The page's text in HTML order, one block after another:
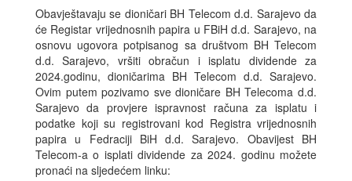
Obavještavaju se dioničari BH Telecom d.d. Sarajevo da
će Registar vrijednosnih papira u FBiH d.d. Sarajevo, na
osnovu ugovora potpisanog sa društvom BH Telecom
d.d. Sarajevo, vršiti obračun i isplatu dividende za
2024.godinu, dioničarima BH Telecom d.d. Sarajevo.
Ovim putem pozivamo sve dioničare BH Telecoma d.d.
Sarajevo da provjere ispravnost računa za isplatu i
podatke koji su registrovani kod Registra vrijednosnih
papira u Fedraciji BiH d.d. Sarajevo. Obavijest BH
Telecom-a o isplati dividende za 2024. godinu možete
pronaći na sljedećem linku: